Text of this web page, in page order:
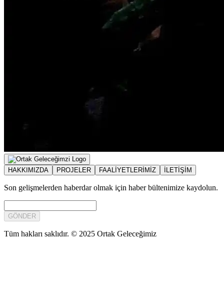
HAKKIMIZDA PROJELER FAALİYETLERİMİZ İLETİŞİM
Son gelişmelerden haberdar olmak için haber bültenimize kaydolun.
GÖNDER
Tüm hakları saklıdır. © 2025 Ortak Geleceğimiz